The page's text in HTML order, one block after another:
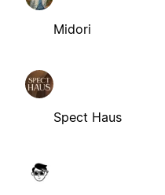
Midori
Spect Haus